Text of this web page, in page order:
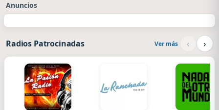
Anuncios
Radios Patrocinadas Ver más ‹ ›